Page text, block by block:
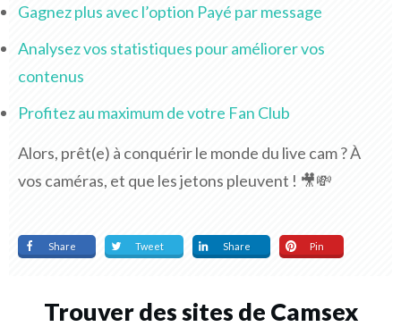
Gagnez plus avec l’option Payé par message
Analysez vos statistiques pour améliorer vos
contenus
Profitez au maximum de votre Fan Club
Alors, prêt(e) à conquérir le monde du live cam ? À
vos caméras, et que les jetons pleuvent ! 🎥💸
Share Tweet Share Pin
Trouver des sites de Camsex